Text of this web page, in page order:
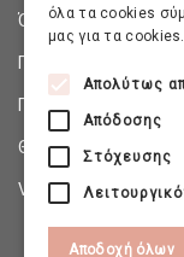
Όροι & Προϋποθέσεις
Πολιτική Απορρήτου
Πολιτική Επιστροφών
Θέσεις Εργασίας
Virtual Tour
όλα τα cookies
μας για τα cookies.
Απολύτως
Απόδοσης
Στόχευσης
Αποδοχή όλων